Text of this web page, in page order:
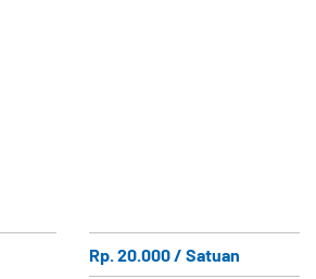
Rp. 20.000 / Satuan